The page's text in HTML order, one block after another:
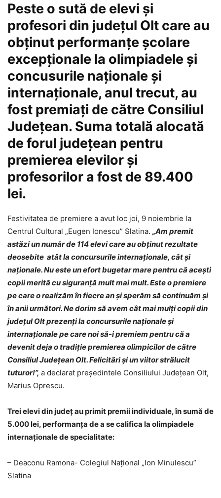
Peste o sută de elevi şi
profesori din judeţul Olt care au
obţinut performanţe şcolare
excepţionale la olimpiadele și
concusurile naționale și
internaționale, anul trecut, au
fost premiaţi de către Consiliul
Judeţean. Suma totală alocată
de forul judeţean pentru
premierea elevilor şi
profesorilor a fost de 89.400
lei.
Festivitatea de premiere a avut loc joi, 9 noiembrie la
Centrul Cultural „Eugen Ionescu” Slatina. „Am premit
astăzi un număr de 114 elevi care au obținut rezultate
deosebite atât la concursurile internaţionale, cât şi
naţionale. Nu este un efort bugetar mare pentru că acești
copii merită cu siguranță mult mai mult. Este o premiere
pe care o realizăm în fiecre an şi sperăm să continuăm și
în anii următori. Ne dorim să avem cât mai mulţi copii din
judeţul Olt prezenţi la concursurile naţionale şi
internaţionale pe care noi să-i premiem pentrucă a
devenit deja o tradiţie premierea olimpicilor de către
Consiliul Judeţean Olt. Felicitări şi un viitor strălucit
tuturor!”, a declarat preşedintele Consiliului Judeţean Olt,
Marius Oprescu.
Trei elevi din județ au primit premii individuale, în sumă de
5.000 lei, performanţa de a se califica la olimpiadele
internaţionale de specialitate:
– Deaconu Ramona- Colegiul Național „Ion Minulescu”
Slatina